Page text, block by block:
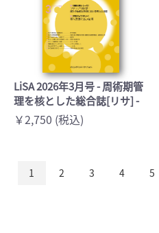
LiSA 2026年3月号 - 周術期管
理を核とした総合誌[リサ] -
￥2,750 (税込)
1 2 3 4 5